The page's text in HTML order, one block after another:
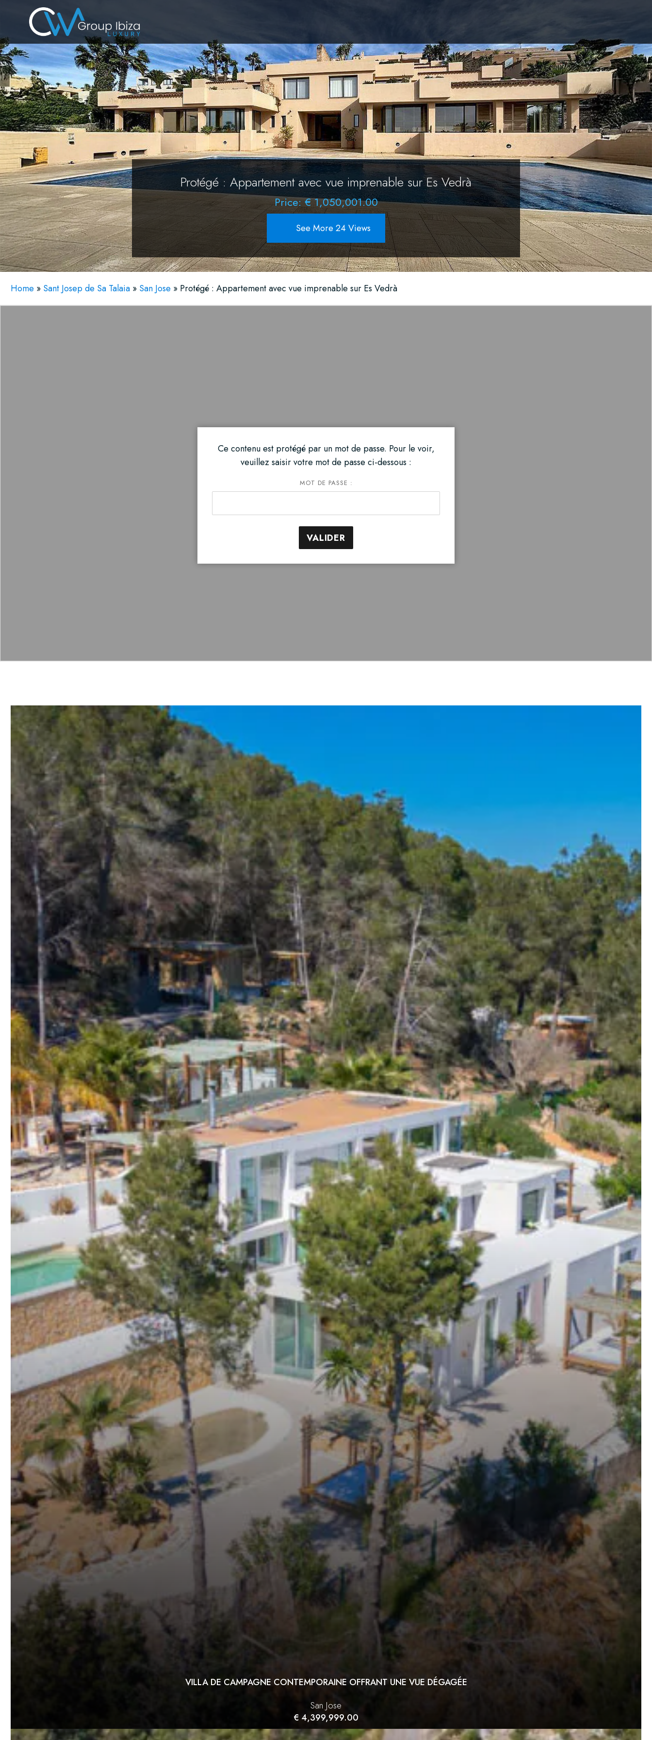
Protégé : Appartement avec vue imprenable sur Es Vedrà
Price: € 1,050,001.00
See More 24 Views
Home » Sant Josep de Sa Talaia » San Jose » Protégé : Appartement avec vue imprenable sur Es Vedrà
Ce contenu est protégé par un mot de passe. Pour le voir,
veuillez saisir votre mot de passe ci-dessous :
MOT DE PASSE :
VILLA DE CAMPAGNE CONTEMPORAINE OFFRANT UNE VUE DÉGAGÉE
San Jose
€ 4,399,999.00